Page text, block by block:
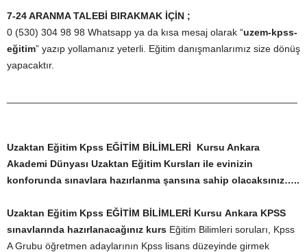
7-24 ARANMA TALEBİ BIRAKMAK İÇİN ;
0 (530) 304 98 98 Whatsapp ya da kısa mesaj olarak “uzem-kpss-
eğitim” yazıp yollamanız yeterli. Eğitim danışmanlarımız size dönüş
yapacaktır.
Uzaktan Eğitim Kpss EĞİTİM BİLİMLERİ Kursu Ankara
Akademi Dünyası Uzaktan Eğitim Kursları ile evinizin
konforunda sınavlara hazırlanma şansına sahip olacaksınız…..
Uzaktan Eğitim Kpss EĞİTİM BİLİMLERİ Kursu Ankara KPSS
sınavlarında hazırlanacağınız kurs Eğitim Bilimleri soruları, Kpss
A Grubu öğretmen adaylarının Kpss lisans düzeyinde girmek